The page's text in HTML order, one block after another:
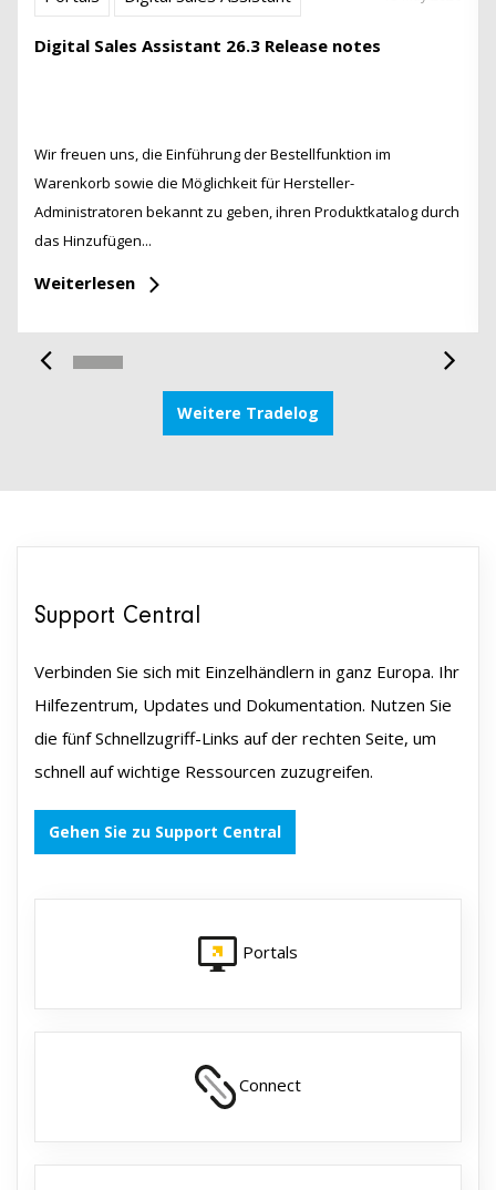
Digital Sales Assistant 26.3 Release notes
Wir freuen uns, die Einführung der Bestellfunktion im
Warenkorb sowie die Möglichkeit für Hersteller-
Administratoren bekannt zu geben, ihren Produktkatalog durch
das Hinzufügen...
Weiterlesen
Weitere Tradelog
Support Central
Verbinden Sie sich mit Einzelhändlern in ganz Europa. Ihr
Hilfezentrum, Updates und Dokumentation. Nutzen Sie
die fünf Schnellzugriff-Links auf der rechten Seite, um
schnell auf wichtige Ressourcen zuzugreifen.
Gehen Sie zu Support Central
Portals
Connect